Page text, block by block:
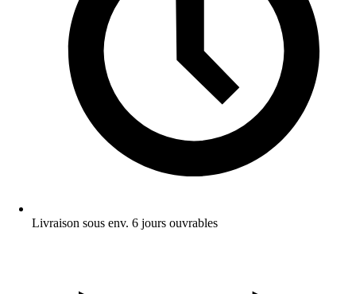
Livraison sous env. 6 jours ouvrables